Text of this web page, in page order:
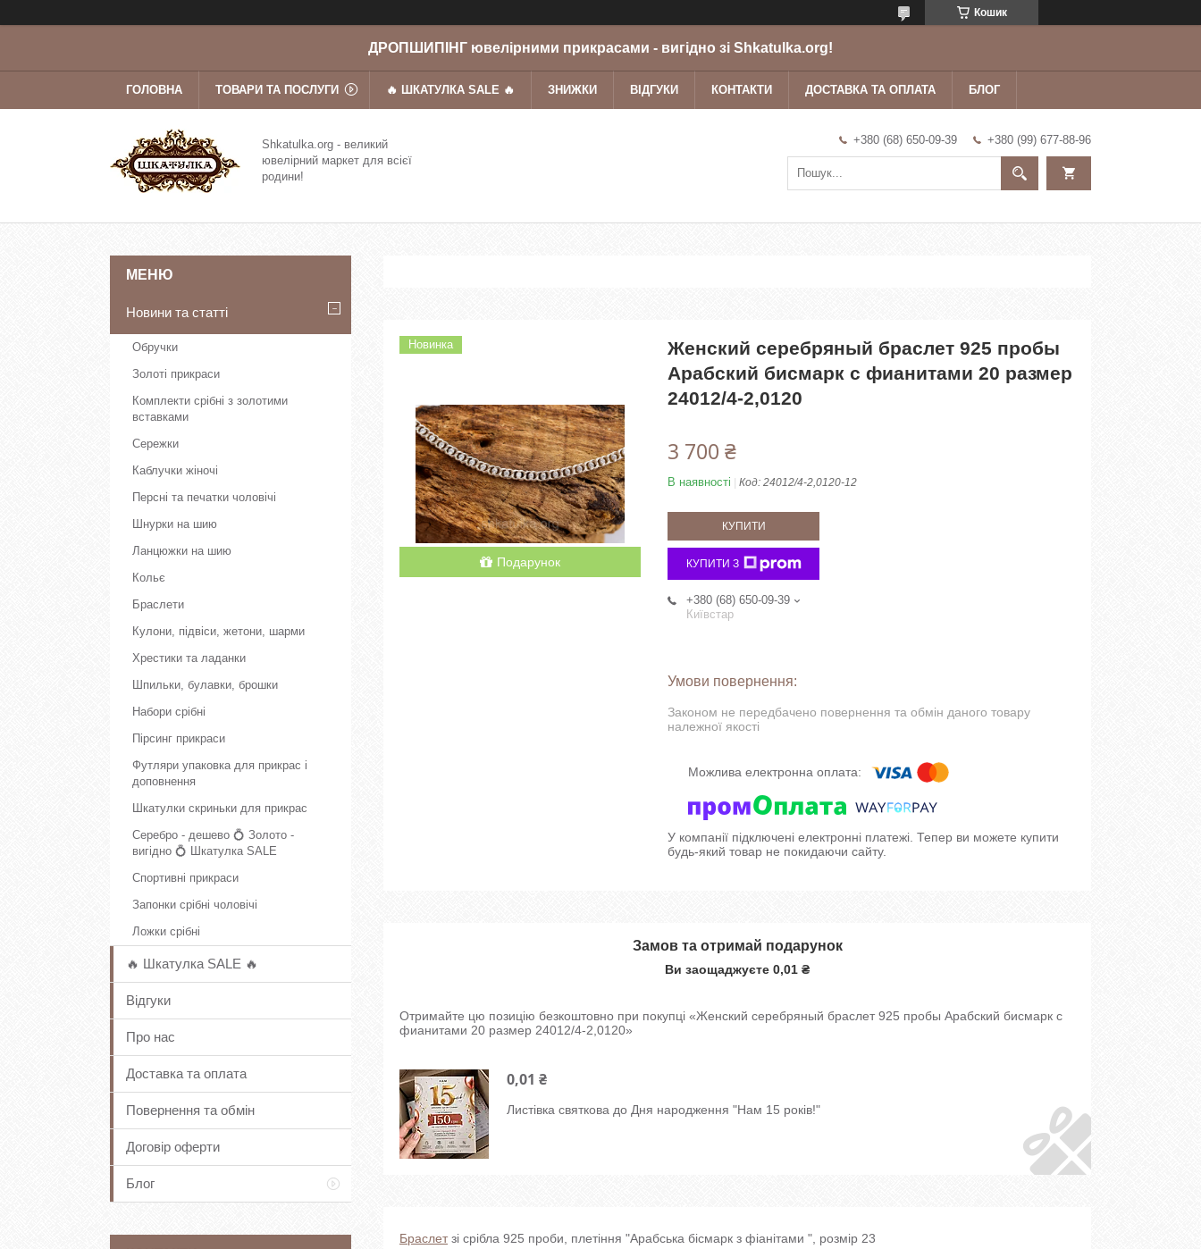
Кошик
ДРОПШИПІНГ ювелірними прикрасами - вигідно зі Shkatulka.org!
ГОЛОВНА ТОВАРИ ТА ПОСЛУГИ 🔥 ШКАТУЛКА SALE 🔥 ЗНИЖКИ ВІДГУКИ КОНТАКТИ ДОСТАВКА ТА ОПЛАТА БЛОГ
Shkatulka.org - великий
ювелірний маркет для всієї
родини!
+380 (68) 650-09-39 +380 (99) 677-88-96
Подарунок
Новинка
Женский серебряный браслет 925 пробы
Арабский бисмарк с фианитами 20 размер
24012/4-2,0120
3 700 ₴
В наявності Код: 24012/4-2,0120-12
КУПИТИ
КУПИТИ З
+380 (68) 650-09-39
Київстар
Законом не передбачено повернення та обмін даного товару
належної якості
У компанії підключені електронні платежі. Тепер ви можете купити
будь-який товар не покидаючи сайту.
Замов та отримай подарунок
Ви заощаджуєте 0,01 ₴
Отримайте цю позицію безкоштовно при покупці «Женский серебряный браслет 925 пробы Арабский бисмарк с
фианитами 20 размер 24012/4-2,0120»
0,01 ₴
Листівка святкова до Дня народження "Нам 15 років!"
Браслетзі срібла 925 проби, плетіння "Арабська бісмарк з фіанітами ", розмір 23
Новини та статті
Обручки
Золоті прикраси
Комплекти срібні з золотими
вставками
Сережки
Каблучки жіночі
Персні та печатки чоловічі
Шнурки на шию
Ланцюжки на шию
Кольє
Браслети
Кулони, підвіси, жетони, шарми
Хрестики та ладанки
Шпильки, булавки, брошки
Набори срібні
Пірсинг прикраси
Футляри упаковка для прикрас і
доповнення
Шкатулки скриньки для прикрас
Серебро - дешево 💍 Золото -
вигідно 💍 Шкатулка SALE
Спортивні прикраси
Запонки срібні чоловічі
Ложки срібні
🔥 Шкатулка SALE 🔥
Відгуки
Про нас
Доставка та оплата
Повернення та обмін
Договір оферти
Блог